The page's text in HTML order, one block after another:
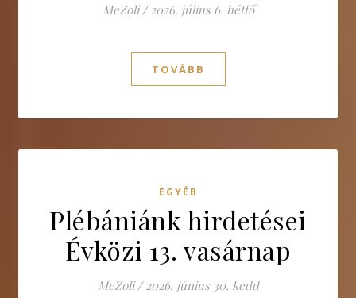
MeZoli / 2026. július 6. hétfő
TOVÁBB
EGYÉB
Plébániánk hirdetései
Évközi 13. vasárnap
MeZoli / 2026. június 30. kedd